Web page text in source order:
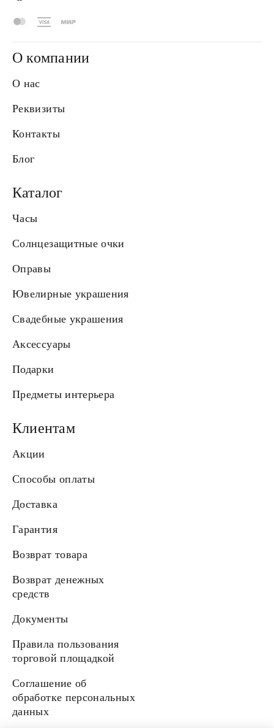
О компании
О нас
Реквизиты
Контакты
Блог
Каталог
Часы
Солнцезащитные очки
Оправы
Ювелирные украшения
Свадебные украшения
Аксессуары
Подарки
Предметы интерьера
Клиентам
Акции
Способы оплаты
Доставка
Гарантия
Возврат товара
Возврат денежных
средств
Документы
Правила пользования
торговой площадкой
Соглашение об
обработке персональных
данных